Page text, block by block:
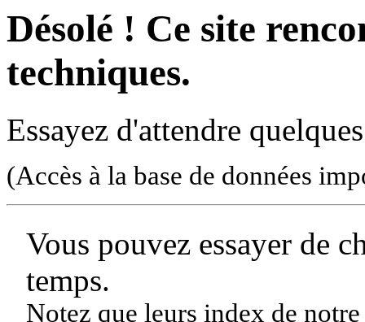
Désolé ! Ce site
techniques.
Essayez d'attendre
(Accès à la base de données
Vous pouvez essayer de
temps.
Notez que leurs index de